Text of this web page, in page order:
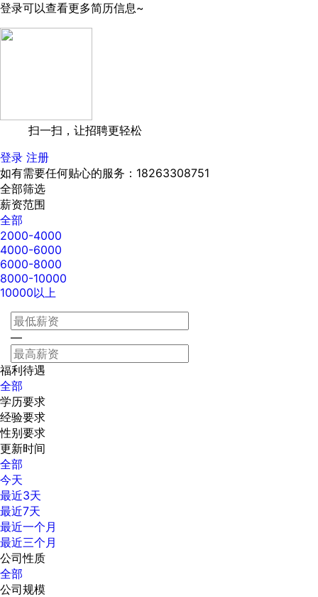
登录可以查看更多简历信息~
扫一扫，让招聘更轻松
登录 注册
如有需要任何贴心的服务：18263308751
全部筛选
薪资范围
全部
2000-4000
4000-6000
6000-8000
8000-10000
10000以上
—
福利待遇
全部
学历要求
经验要求
性别要求
更新时间
全部
今天
最近3天
最近7天
最近一个月
最近三个月
公司性质
全部
公司规模